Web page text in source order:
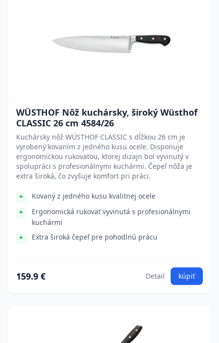
WÜSTHOF Nôž kuchársky, široký Wüsthof
CLASSIC 26 cm 4584/26
Kuchársky nôž WÜSTHOF CLASSIC s dĺžkou 26 cm je
vyrobený kovaním z jedného kusu ocele. Disponuje
ergonomickou rukoväťou, ktorej dizajn bol vyvinutý v
spolupráci s profesionálnymi kuchármi. Čepeľ nôža je
extra široká, čo zvyšuje komfort pri práci.
Kovaný z jedného kusu kvalitnej ocele
Ergonomická rukoväť vyvinutá s profesionálnymi
kuchármi
Extra široká čepeľ pre pohodlnú prácu
159.9 € Detail kúpiť